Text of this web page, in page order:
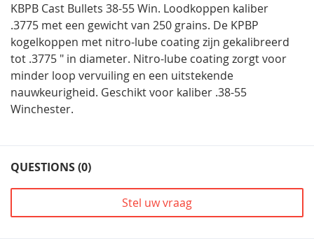
KBPB Cast Bullets 38-55 Win. Loodkoppen kaliber
.3775 met een gewicht van 250 grains. De KPBP
kogelkoppen met nitro-lube coating zijn gekalibreerd
tot .3775 " in diameter. Nitro-lube coating zorgt voor
minder loop vervuiling en een uitstekende
nauwkeurigheid. Geschikt voor kaliber .38-55
Winchester.
QUESTIONS (0)
Stel uw vraag